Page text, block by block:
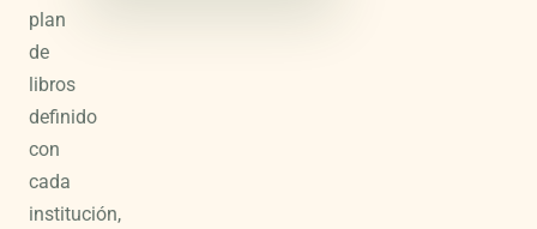
plan
de
libros
definido
con
cada
institución,